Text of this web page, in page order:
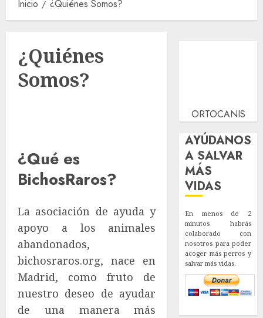
Inicio ¿Quiénes Somos?
¿Quiénes
Somos?
¿Qué es
BichosRaros?
La asociación de ayuda y
apoyo a los animales
abandonados,
bichosraros.org, nace en
Madrid, como fruto de
nuestro deseo de ayudar
de una manera más
ORTOCANIS
AYÚDANOS
A SALVAR
MÁS
VIDAS
En menos de 2
minutos habrás
colaborado con
nosotros para poder
acoger más perros y
salvar más vidas.